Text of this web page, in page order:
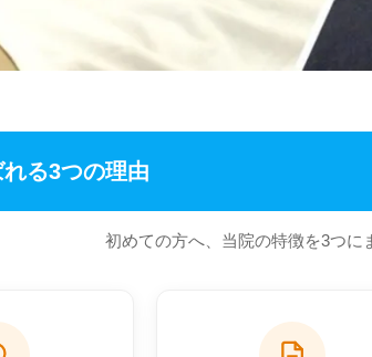
る3つの理由
初めての方へ、当院の特徴を3つに